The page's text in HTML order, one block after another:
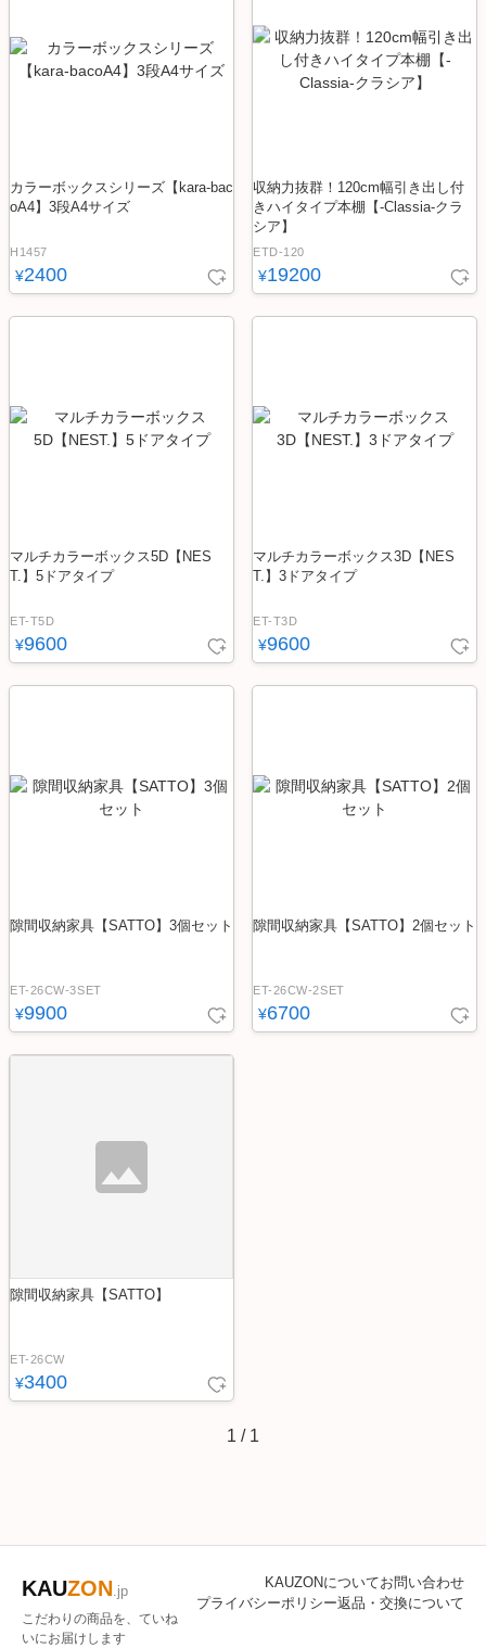
カラーボックスシリーズ【kara-bac
oA4】3段A4サイズ
H1457
¥2400
収納力抜群！120cm幅引き出し付
きハイタイプ本棚【-Classia-クラ
シア】
ETD-120
¥19200
マルチカラーボックス5D【NES
T.】5ドアタイプ
ET-T5D
¥9600
マルチカラーボックス3D【NES
T.】3ドアタイプ
ET-T3D
¥9600
隙間収納家具【SATTO】3個セット
ET-26CW-3SET
¥9900
隙間収納家具【SATTO】2個セット
ET-26CW-2SET
¥6700
隙間収納家具【SATTO】
ET-26CW
¥3400
1 / 1
KAUZON.jp
こだわりの商品を、ていね
いにお届けします
KAUZONについてお問い合わせ
プライバシーポリシー返品・交換について